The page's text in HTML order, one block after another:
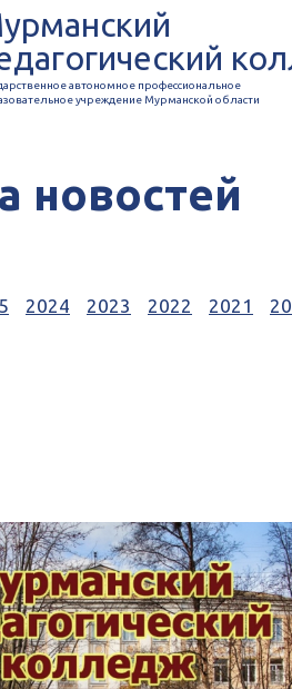
автономное профессиональное
учреждение Мурманской области
новостей
2024 2023 2022 2021